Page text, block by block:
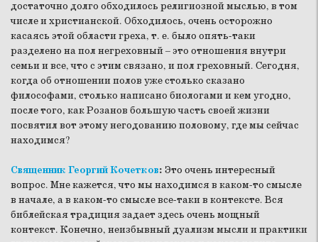
достаточно долго обходилось религиозной мыслью, в том
числе и христианской. Обходилось, очень осторожно
касаясь этой области греха, т. е. было опять-таки
разделено на пол негреховный – это отношения внутри
семьи и все, что с этим связано, и пол греховный. Сегодня,
когда об отношении полов уже столько сказано
философами, столько написано биологами и кем угодно,
после того, как Розанов большую часть своей жизни
посвятил вот этому негодованию половому, где мы сейчас
находимся?
Священник Георгий Кочетков: Это очень интересный
вопрос. Мне кажется, что мы находимся в каком-то смысле
в начале, а в каком-то смысле все-таки в контексте. Вся
библейская традиция задает здесь очень мощный
контекст. Конечно, неизбывный дуализм мысли и практики